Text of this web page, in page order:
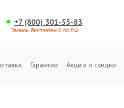
+7 (800) 301-55-83
Звонок бесплатный по РФ
Гарантии Акции и скидки